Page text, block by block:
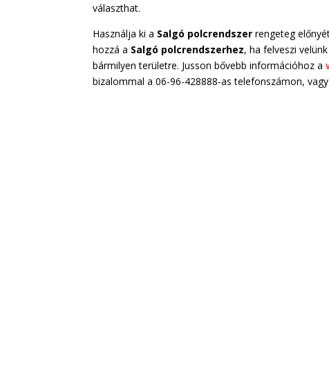
választhat.
Használja ki a Salgó polcrendszer rengeteg
hozzá a Salgó polcrendszerhez, ha felveszi
bármilyen területre. Jusson bővebb információhoz a
bizalommal a 06-96-428888-as telefonszámon,